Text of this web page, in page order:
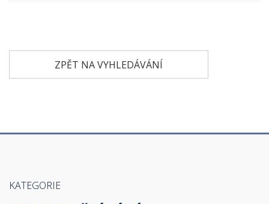
ZPĚT NA VYHLEDÁVÁNÍ
KATEGORIE